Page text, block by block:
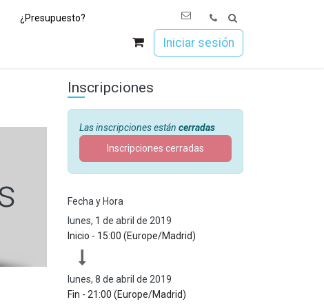
¿Presupuesto?
Iniciar sesión
Inscripciones
Las inscripciones están cerradas
Inscripciones cerradas
Fecha y Hora
lunes, 1 de abril de 2019
Inicio - 15:00 (Europe/Madrid)
lunes, 8 de abril de 2019
Fin - 21:00 (Europe/Madrid)